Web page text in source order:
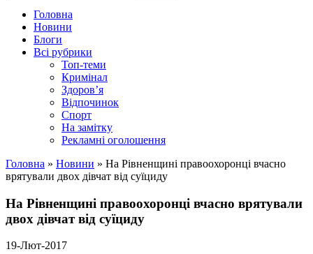
Головна
Новини
Блоги
Всі рубрики
Топ-теми
Кримінал
Здоров’я
Відпочинок
Спорт
На замітку
Рекламні оголошення
Головна » Новини » На Рівненщині правоохоронці вчасно
врятували двох дівчат від суїциду
На Рівненщині правоохоронці вчасно врятували
двох дівчат від суїциду
19-Лют-2017